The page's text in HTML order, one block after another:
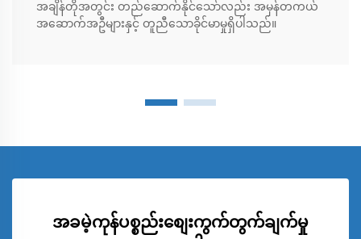
အချိန်တိုအတွင်း တည်ဆောက်နိုင်သော်လည်း အမှန်တကယ်
အဆောက်အဦများနှင့် တူညီသောခိုင်မာမှုရှိပါသည်။
အခမဲ့ကုန်ပစ္စည်းစျေးကွက်တွက်ချက်မှု